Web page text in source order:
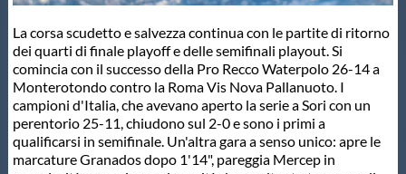
GUG
Scuole Nuoto
Propaganda
La corsa scudetto e salvezza continua con le partite di ritorno
dei quarti di finale playoff e delle semifinali playout. Si
comincia con il successo della Pro Recco Waterpolo 26-14 a
Monterotondo contro la Roma Vis Nova Pallanuoto. I
campioni d'Italia, che avevano aperto la serie a Sori con un
perentorio 25-11, chiudono sul 2-0 e sono i primi a
qualificarsi in semifinale. Un'altra gara a senso unico: apre le
marcature Granados dopo 1'14", pareggia Mercep in